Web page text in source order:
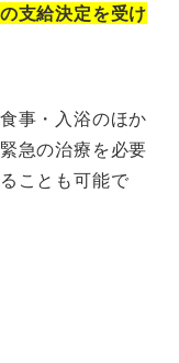
支給決定を受け
事・入浴のほか
急の治療を必要
ことも可能で